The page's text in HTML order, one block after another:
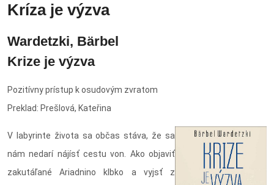
Kríza je výzva
Wardetzki, Bärbel
Krize je výzva
Pozitívny prístup k osudovým zvratom
Preklad: Prešlová, Kateřina
V labyrinte života sa občas stáva, že sa
nám nedarí nájísť cestu von. Ako objaviť
zakutáľané Ariadnino klbko a vyjsť z